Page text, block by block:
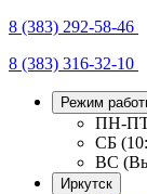
8 (383) 292-58-46
8 (383) 316-32-10
Режим
ПН-ПТ
СБ
ВС
Иркутск